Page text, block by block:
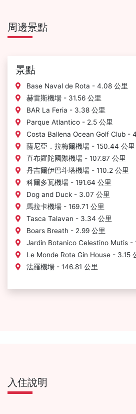
周邊景點
景點
Base Naval de Rota - 4.08 公里
赫雷斯機場 - 31.56 公里
BAR La Feria - 3.38 公里
Parque Atlantico - 2.5 公里
Costa Ballena Ocean Golf Club -
薩尼亞．拉梅爾機場 - 150.44 公里
直布羅陀國際機場 - 107.87 公里
丹吉爾伊巴斗塔機場 - 110.2 公里
科爾多瓦機場 - 191.64 公里
Dog and Duck - 3.07 公里
馬拉卡機場 - 169.71 公里
Tasca Talavan - 3.34 公里
Boars Breath - 2.99 公里
Jardin Botanico Celestino Mutis -
Le Monde Rota Gin House - 3.15
法羅機場 - 146.81 公里
入住說明